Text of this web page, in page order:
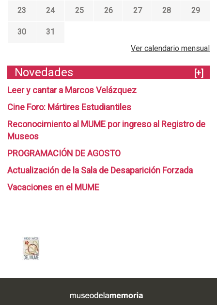
23 24 25 26 27 28 29
30
31
Ver calendario mensual
Novedades
[+]
Leer y cantar a Marcos Velázquez
Cine Foro: Mártires Estudiantiles
Reconocimiento al MUME por ingreso al Registro de
Museos
PROGRAMACIÓN DE AGOSTO
Actualización de la Sala de Desaparición Forzada
Vacaciones en el MUME